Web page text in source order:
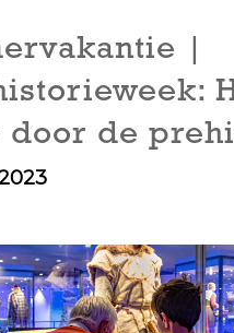
|
door de